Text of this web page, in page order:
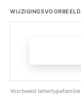
WIJZIGINGSVOORBEELD
Voorbeeld lettertypefamilie